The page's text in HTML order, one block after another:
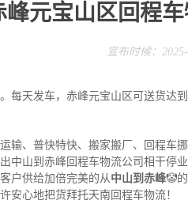
元宝山区回程
宣布时候：
每天发车，赤峰元宝山区可送货达
输、普快特快、搬家搬厂、回程车
中山到赤峰回程车物流公司相干停
户供给加倍完美的从中山到赤峰🤡
安心地把货拜托天南回程车物流！